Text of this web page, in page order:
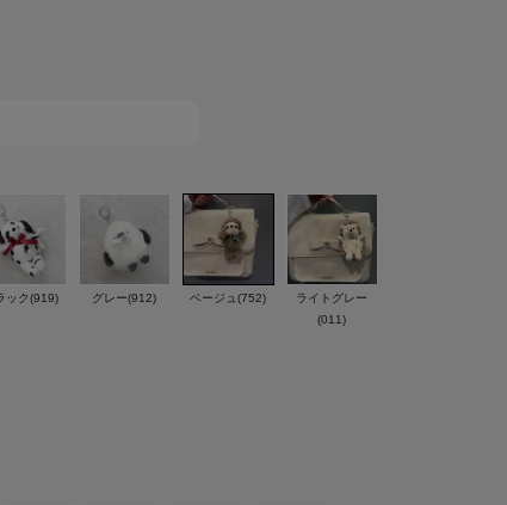
ック(919) グレー(912) ベージュ(752)
ライトグレー
(011)